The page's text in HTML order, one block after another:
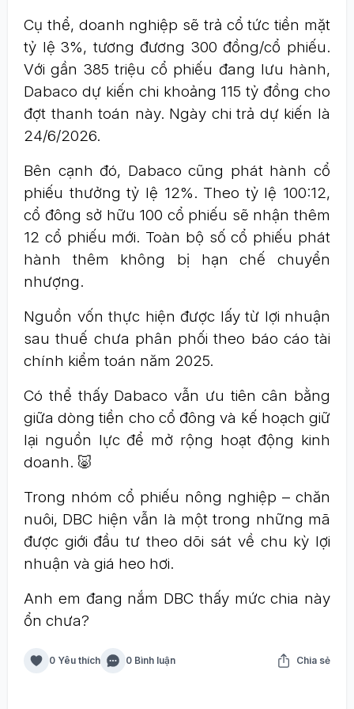
Cụ thể, doanh nghiệp sẽ trả cổ tức tiền mặt
tỷ lệ 3%, tương đương 300 đồng/cổ phiếu.
Với gần 385 triệu cổ phiếu đang lưu hành,
Dabaco dự kiến chi khoảng 115 tỷ đồng cho
đợt thanh toán này. Ngày chi trả dự kiến là
24/6/2026.
Bên cạnh đó, Dabaco cũng phát hành cổ
phiếu thưởng tỷ lệ 12%. Theo tỷ lệ 100:12,
cổ đông sở hữu 100 cổ phiếu sẽ nhận thêm
12 cổ phiếu mới. Toàn bộ số cổ phiếu phát
hành thêm không bị hạn chế chuyển
nhượng.
Nguồn vốn thực hiện được lấy từ lợi nhuận
sau thuế chưa phân phối theo báo cáo tài
chính kiểm toán năm 2025.
Có thể thấy Dabaco vẫn ưu tiên cân bằng
giữa dòng tiền cho cổ đông và kế hoạch giữ
lại nguồn lực để mở rộng hoạt động kinh
doanh. 🐷
Trong nhóm cổ phiếu nông nghiệp – chăn
nuôi, DBC hiện vẫn là một trong những mã
được giới đầu tư theo dõi sát về chu kỳ lợi
nhuận và giá heo hơi.
Anh em đang nắm DBC thấy mức chia này
ổn chưa?
0 Yêu thích 0 Bình luận Chia sẻ